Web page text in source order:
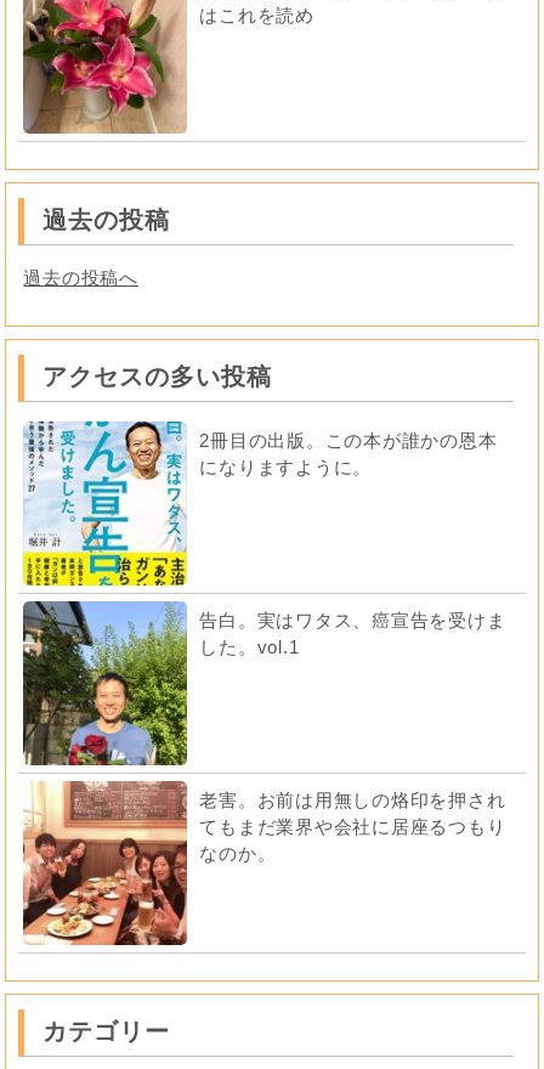
はこれを読め
過去の投稿
過去の投稿へ
アクセスの多い投稿
2冊目の出版。この本が誰かの恩本
になりますように。
告白。実はワタス、癌宣告を受けま
した。vol.1
老害。お前は用無しの烙印を押され
てもまだ業界や会社に居座るつもり
なのか。
カテゴリー